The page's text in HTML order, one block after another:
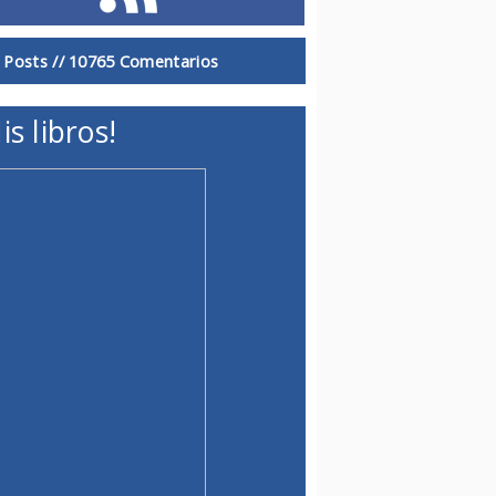
Posts // 10765 Comentarios
libros!